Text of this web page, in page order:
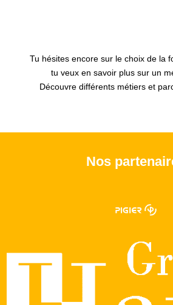
Tu hésites encore sur le choix de la
tu veux en savoir plus sur un
Découvre différents métiers et
Nos